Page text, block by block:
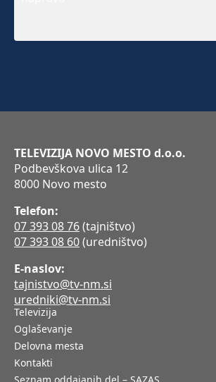
TELEVIZIJA NOVO MESTO d.o.o.
Podbevškova ulica 12
8000 Novo mesto
Telefon:
07 393 08 76(tajništvo)
07 393 08 60(uredništvo)
E-naslov:
tajnistvo@tv-nm.si
uredniki@tv-nm.si
Televizija
Oglaševanje
Delovna mesta
Kontakti